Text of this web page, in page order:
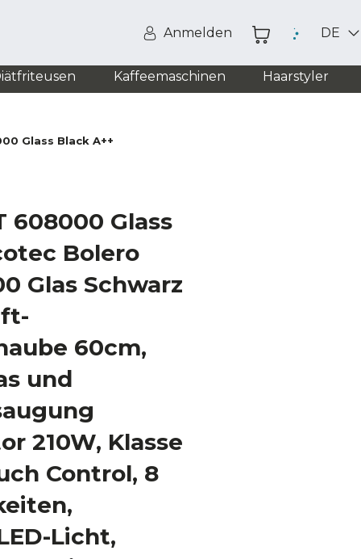
Anmelden DE
Kaffeemaschinen Haarstyler
Glass Black A++
608000 Glass
Bolero
Glas Schwarz
60cm,
und
210W, Klasse
Control, 8
Licht,